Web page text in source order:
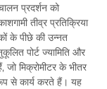
प्रदर्शन को
तीव्र प्रतिक्रिया
के पीछे की उन्नत
पोर्ट ज्यामिति और
जो मिक्रोमीटर के भीतर
से कार्य करते हैं। यह